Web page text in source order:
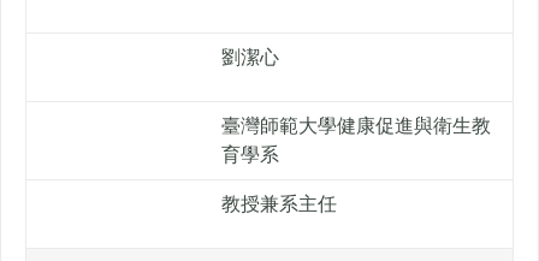
劉潔心
臺灣師範大學健康促進與衛生教
育學系
教授兼系主任